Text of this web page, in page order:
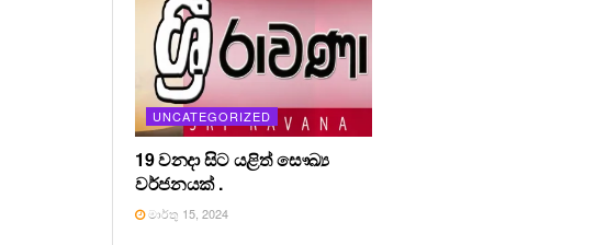
UNCATEGORIZED
19 වනදා සිට යළිත් සෞඛ්‍ය
වර්ජනයක් .
මාර්තු 15, 2024